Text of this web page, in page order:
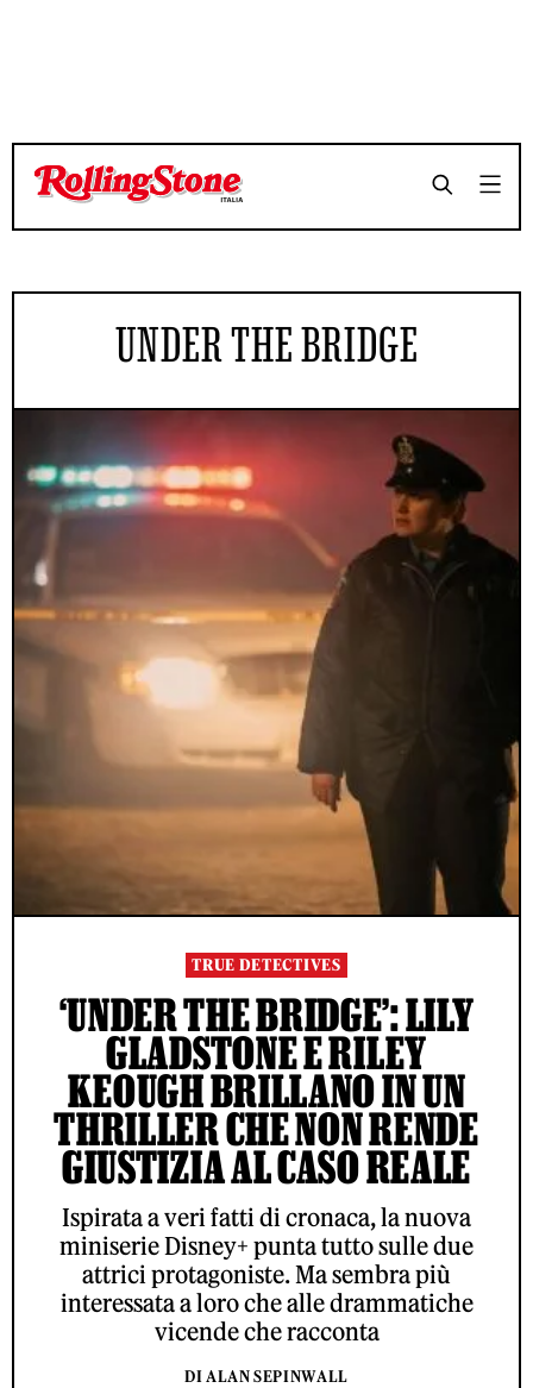
UNDER THE BRIDGE
TRUE DETECTIVES
‘UNDER THE BRIDGE’: LILY
GLADSTONE E RILEY
KEOUGH BRILLANO IN UN
THRILLER CHE NON RENDE
GIUSTIZIA AL CASO REALE
Ispirata a veri fatti di cronaca, la nuova
miniserie Disney+ punta tutto sulle due
attrici protagoniste. Ma sembra più
interessata a loro che alle drammatiche
vicende che racconta
DI ALAN SEPINWALL